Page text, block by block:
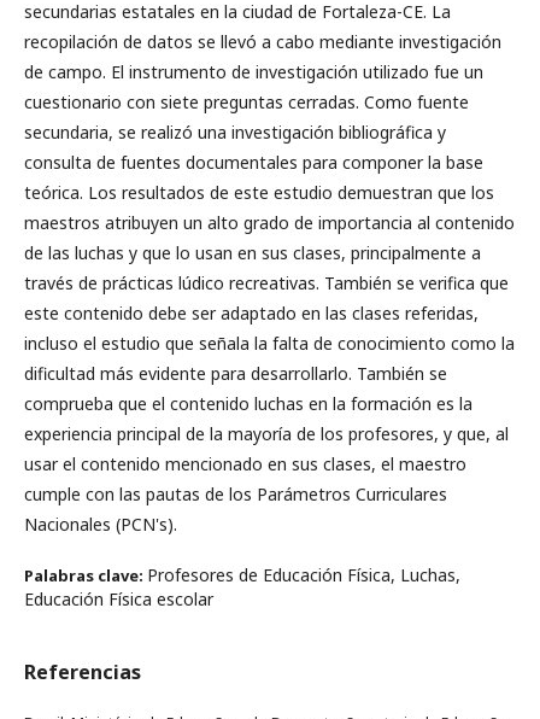
secundarias estatales en la ciudad de Fortaleza-CE. La
recopilación de datos se llevó a cabo mediante investigación
de campo. El instrumento de investigación utilizado fue un
cuestionario con siete preguntas cerradas. Como fuente
secundaria, se realizó una investigación bibliográfica y
consulta de fuentes documentales para componer la base
teórica. Los resultados de este estudio demuestran que los
maestros atribuyen un alto grado de importancia al contenido
de las luchas y que lo usan en sus clases, principalmente a
través de prácticas lúdico recreativas. También se verifica que
este contenido debe ser adaptado en las clases referidas,
incluso el estudio que señala la falta de conocimiento como la
dificultad más evidente para desarrollarlo. También se
comprueba que el contenido luchas en la formación es la
experiencia principal de la mayoría de los profesores, y que, al
usar el contenido mencionado en sus clases, el maestro
cumple con las pautas de los Parámetros Curriculares
Nacionales (PCN's).
Palabras clave: Profesores de Educación Física, Luchas,
Educación Física escolar
Referencias